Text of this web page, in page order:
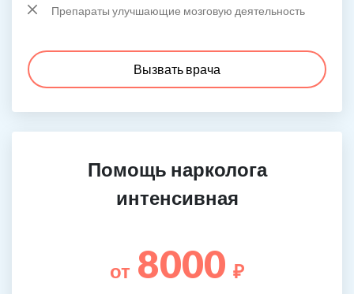
Препараты улучшающие мозговую деятельность
Вызвать врача
Помощь нарколога
интенсивная
от 8000 ₽